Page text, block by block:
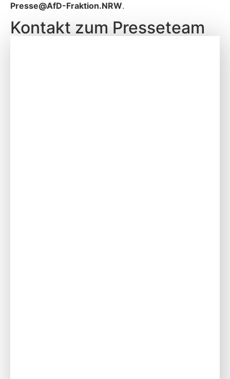
Presse@AfD-Fraktion.NRW.
Kontakt zum Presseteam